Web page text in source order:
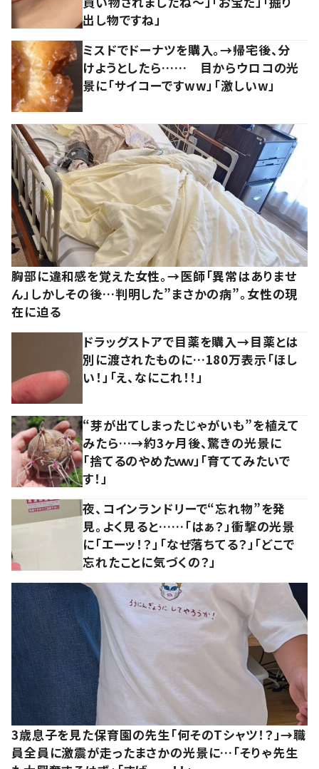
出し物ですね」
ミスドでドーナツを購入。→帰宅後、分
けようとしたら…… 目からウロコの光
景に「サイコーですww」「激しいw」
胸部に違和感を覚えた女性。→医師「異常はありませ
ん」しかしその後…判明した”まさかの病”。女性の現
在に迫る
ドラッグストアで目薬を購入→目薬とは
別に渡されたものに…180万表示「ほし
い！」「え、なにこれ！！」
“芽が出てしまったじゃがいも”を植えて
みたら…→約3ヶ月後、驚きの光景に
「捨てるのやめたｗｗ」「育ててみたいで
す！」
夜、コインランドリーで“忘れ物”を発
見。よく見ると……「はぁ？」衝撃の光景
に「エーッ！？」「なぜ落ちてる？」「どこで
忘れたことに気づくの？」
3歳息子を見た保育園の先生「何そのTシャツ！？」→職
員全員に激震が走ったまさかの光景に…「そりゃ先生